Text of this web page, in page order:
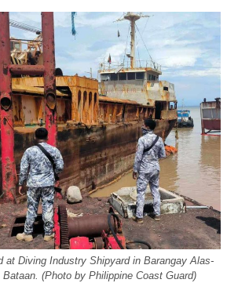
at Diving Industry Shipyard in Barangay Alas-
(Photo by Philippine Coast Guard)